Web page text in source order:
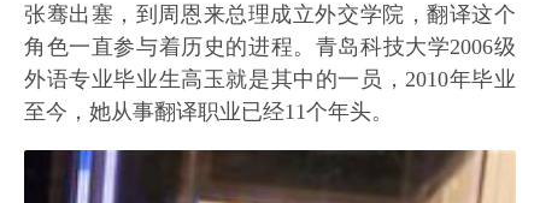
张骞出塞，到周恩来总理成立外交学院，翻译这个
角色一直参与着历史的进程。青岛科技大学2006级
外语专业毕业生高玉就是其中的一员，2010年毕业
至今，她从事翻译职业已经11个年头。